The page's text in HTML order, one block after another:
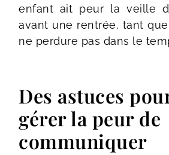
enfant ait peur la veille
avant une rentrée, tant
ne perdure pas dans le
Des astuces
gérer la peur de
communiquer